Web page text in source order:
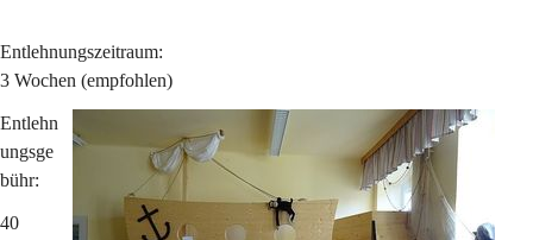
Entlehnungszeitraum:
3 Wochen (empfohlen)
Entlehn
ungsge
bühr:
40